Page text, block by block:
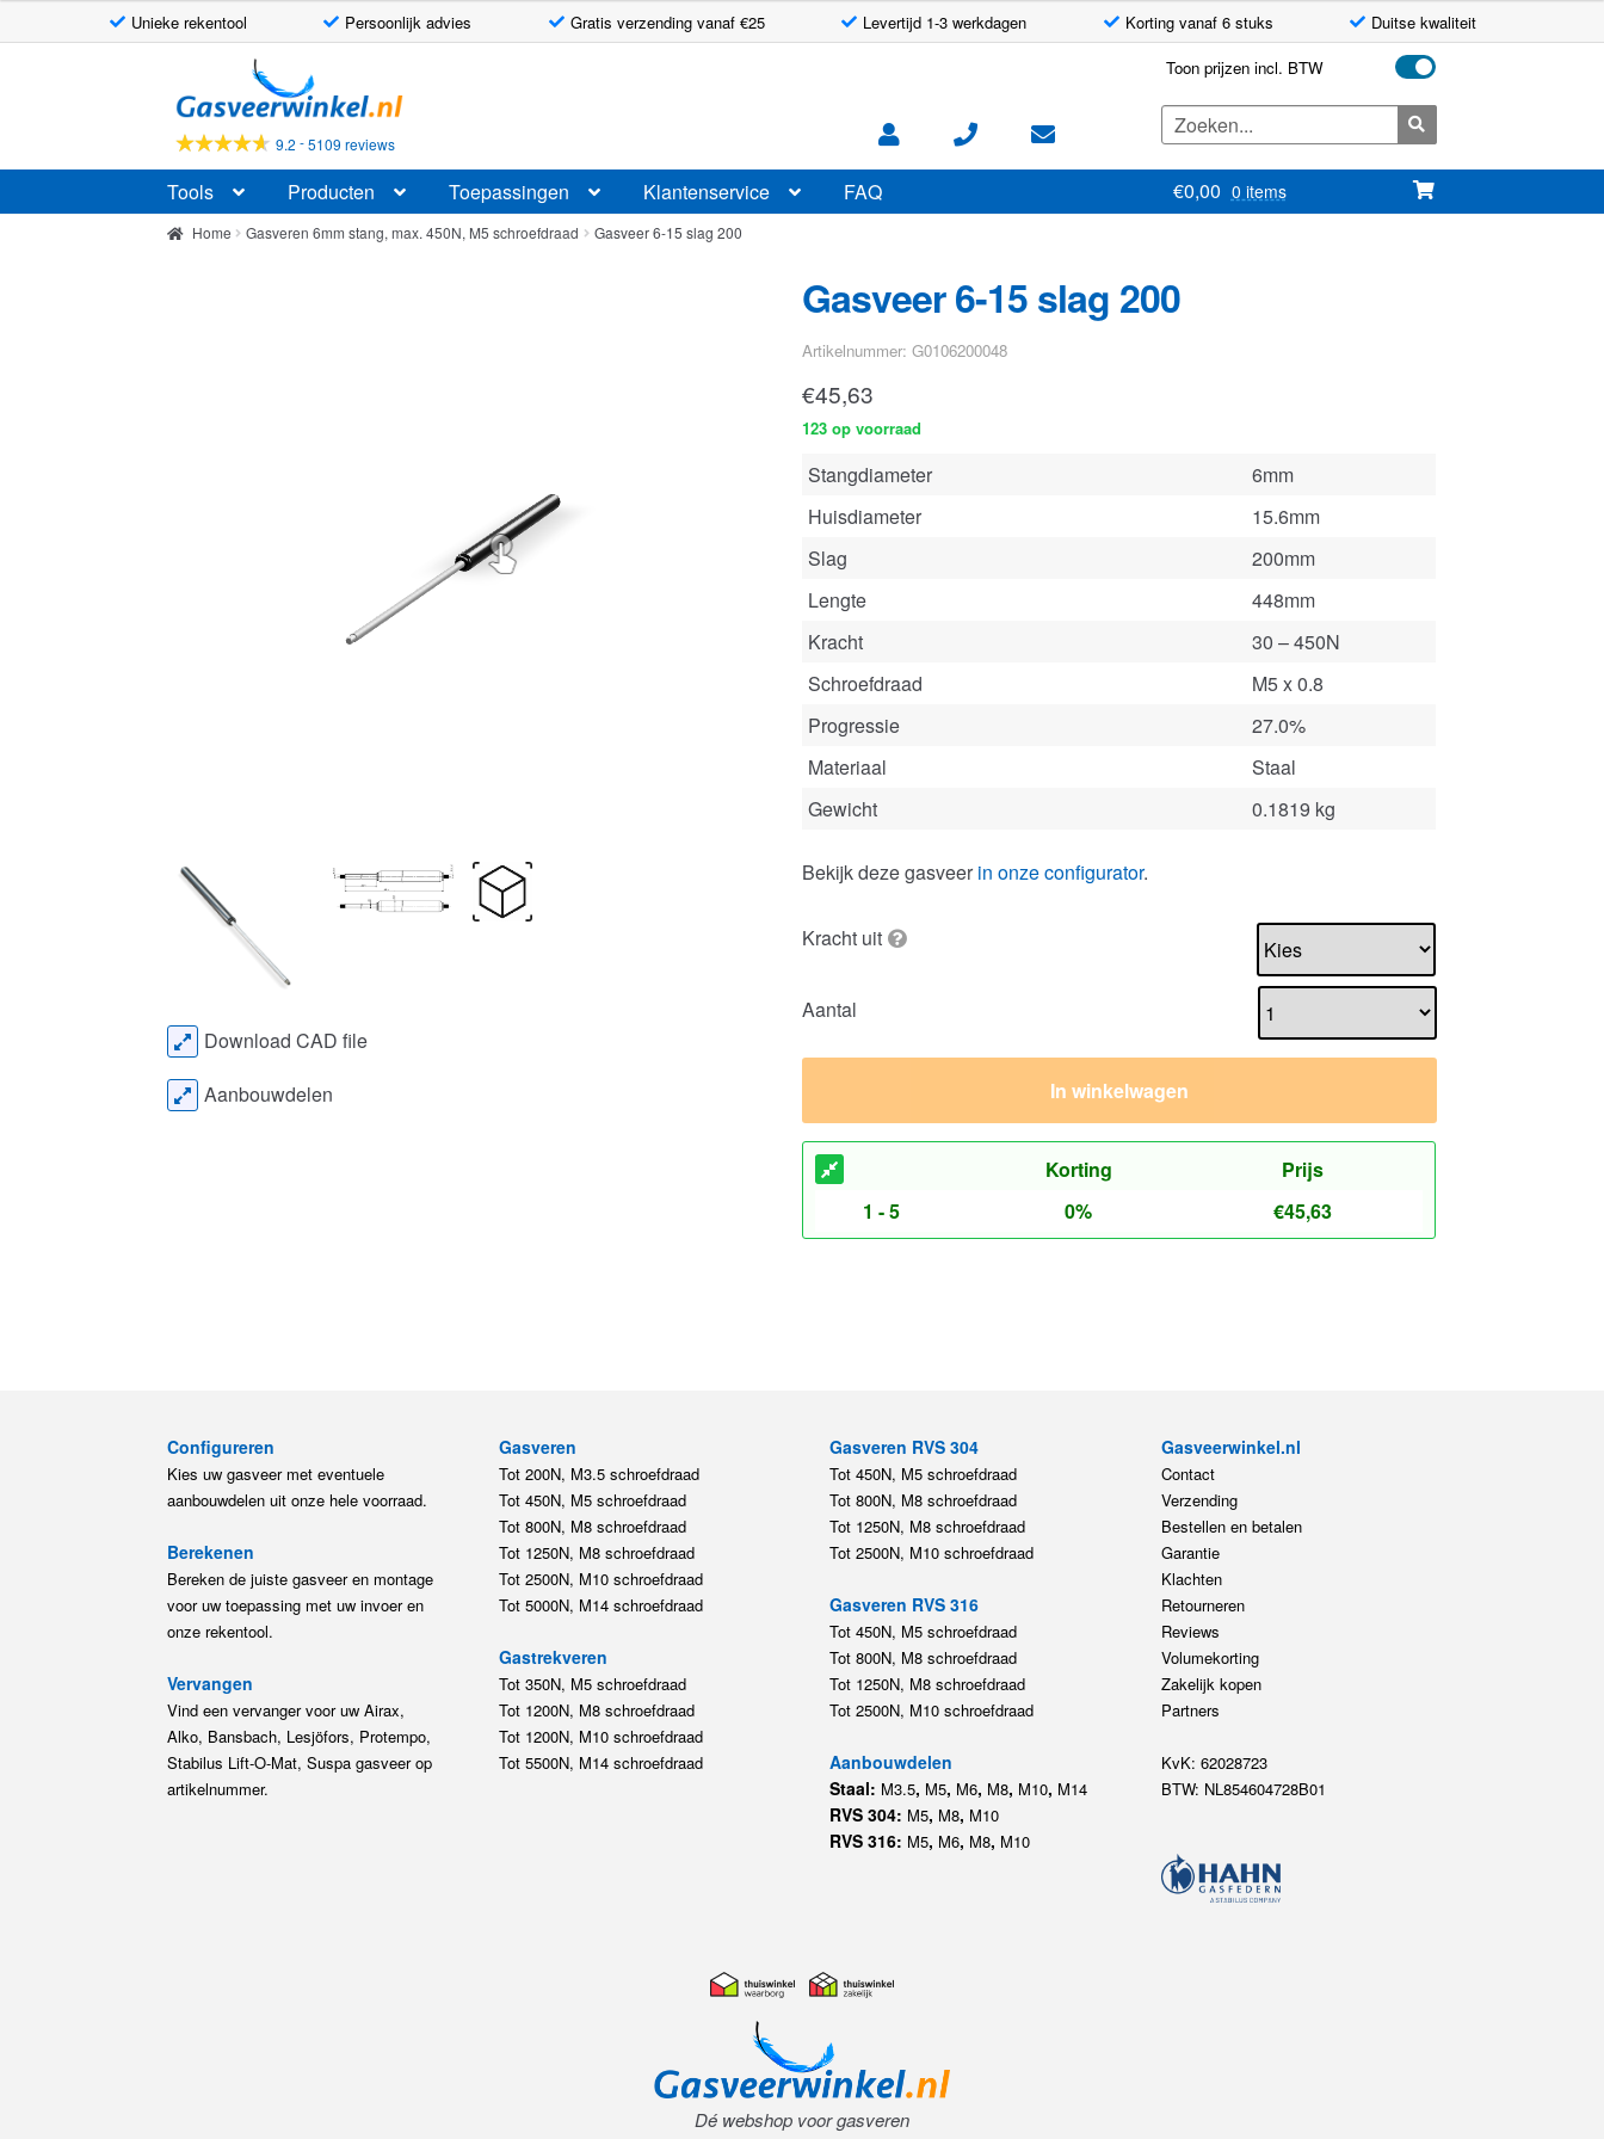
Unieke rekentool Persoonlijk advies Gratis verzending vanaf €25 Levertijd 1-3 werkdagen Korting vanaf 6 stuks Duitse kwaliteit
door
naar
navigatie
naar
de
inhoud
9.2 -5109 reviews
Toon prijzen incl. BTW
Zoeken
naar:
Tools Producten Toepassingen Klantenservice FAQ €0,00 0 items
Home Gasveren 6mm stang, max. 450N, M5 schroefdraad Gasveer 6-15 slag 200
Gasveer 6-15 slag 200
Artikelnummer: G0106200048
€45,63
123 op voorraad
Stangdiameter
6mm
Huisdiameter
15.6mm
Slag
200mm
Lengte
448mm
Kracht
30 – 450N
Schroefdraad
M5 x 0.8
Progressie
27.0%
Materiaal
Staal
Gewicht
0.1819 kg
Bekijk deze gasveer in onze configurator.
Kracht uit
Aantal
In winkelwagen
Korting
Prijs
1 - 5
0% €45,63
Download CAD file
Aanbouwdelen
Configureren
Kies uw gasveer met eventuele
aanbouwdelen uit onze hele voorraad.
Berekenen
Bereken de juiste gasveer en montage
voor uw toepassing met uw invoer en
onze rekentool.
Vervangen
Vind een vervanger voor uw Airax,
Alko, Bansbach, Lesjöfors, Protempo,
Stabilus Lift-O-Mat, Suspa gasveer op
artikelnummer.
Gasveren
Tot 200N, M3.5 schroefdraad
Tot 450N, M5 schroefdraad
Tot 800N, M8 schroefdraad
Tot 1250N, M8 schroefdraad
Tot 2500N, M10 schroefdraad
Tot 5000N, M14 schroefdraad
Gastrekveren
Tot 350N, M5 schroefdraad
Tot 1200N, M8 schroefdraad
Tot 1200N, M10 schroefdraad
Tot 5500N, M14 schroefdraad
Gasveren RVS 304
Tot 450N, M5 schroefdraad
Tot 800N, M8 schroefdraad
Tot 1250N, M8 schroefdraad
Tot 2500N, M10 schroefdraad
Gasveren RVS 316
Tot 450N, M5 schroefdraad
Tot 800N, M8 schroefdraad
Tot 1250N, M8 schroefdraad
Tot 2500N, M10 schroefdraad
Aanbouwdelen
Staal: M3.5, M5, M6, M8, M10, M14
RVS 304: M5, M8, M10
RVS 316: M5, M6, M8, M10
Gasveerwinkel.nl
Contact
Verzending
Bestellen en betalen
Garantie
Klachten
Retourneren
Reviews
Volumekorting
Zakelijk kopen
Partners
KvK: 62028723
BTW: NL854604728B01
Dé webshop voor gasveren